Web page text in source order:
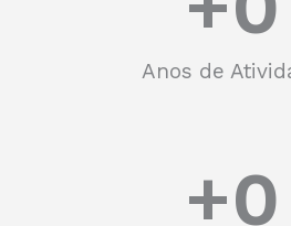
Anos de
+0